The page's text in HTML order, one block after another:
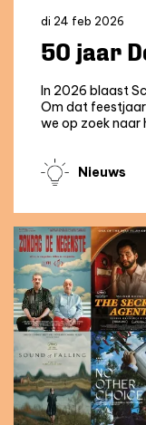
di 24 feb 2026
50 jaar
In 2026 blaast
Om dat
we op zoek naar
Nieuws